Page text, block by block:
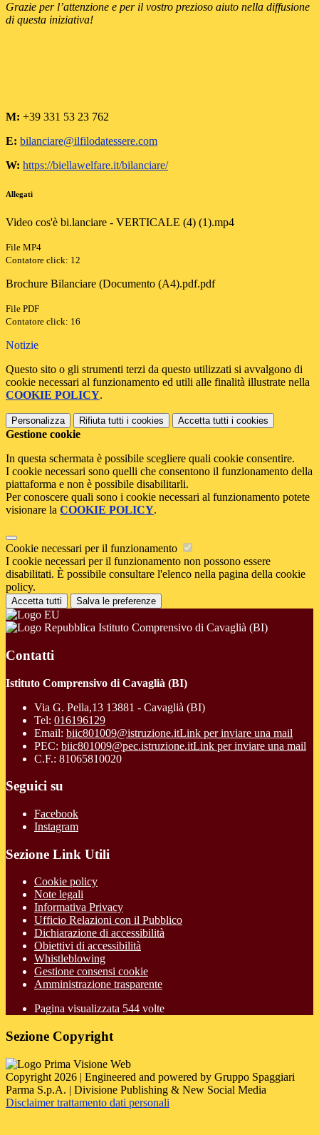
Grazie per l’attenzione e per il vostro prezioso aiuto nella diffusione
di questa iniziativa!
M: +39 331 53 23 762
E: bilanciare@ilfilodatessere.com
W: https://biellawelfare.it/bilanciare/
Allegati
Video cos'è bi.lanciare - VERTICALE (4) (1).mp4
File MP4
Contatore click: 12
Brochure Bilanciare (Documento (A4).pdf.pdf
File PDF
Contatore click: 16
Notizie
Questo sito o gli strumenti terzi da questo utilizzati si avvalgono di
cookie necessari al funzionamento ed utili alle finalità illustrate nella
COOKIE POLICY.
Personalizza Rifiuta tutti i cookies Accetta tutti i cookies
Gestione cookie
In questa schermata è possibile scegliere quali cookie consentire.
I cookie necessari sono quelli che consentono il funzionamento della
piattaforma e non è possibile disabilitarli.
Per conoscere quali sono i cookie necessari al funzionamento potete
visionare la COOKIE POLICY.
Cookie necessari per il funzionamento
I cookie necessari per il funzionamento non possono essere
disabilitati. È possibile consultare l'elenco nella pagina della cookie
policy.
Accetta tutti Salva le preferenze
Istituto Comprensivo di Cavaglià (BI)
Contatti
Istituto Comprensivo di Cavaglià (BI)
Via G. Pella,13 13881 - Cavaglià (BI)
Tel: 016196129
Email: biic801009@istruzione.itLink per inviare una mail
PEC: biic801009@pec.istruzione.itLink per inviare una mail
C.F.: 81065810020
Seguici su
Facebook
Instagram
Sezione Link Utili
Cookie policy
Note legali
Informativa Privacy
Ufficio Relazioni con il Pubblico
Dichiarazione di accessibilità
Obiettivi di accessibilità
Whistleblowing
Gestione consensi cookie
Amministrazione trasparente
Pagina visualizzata 544 volte
Sezione Copyright
Copyright 2026 | Engineered and powered by Gruppo Spaggiari
Parma S.p.A. | Divisione Publishing & New Social Media
Disclaimer trattamento dati personali